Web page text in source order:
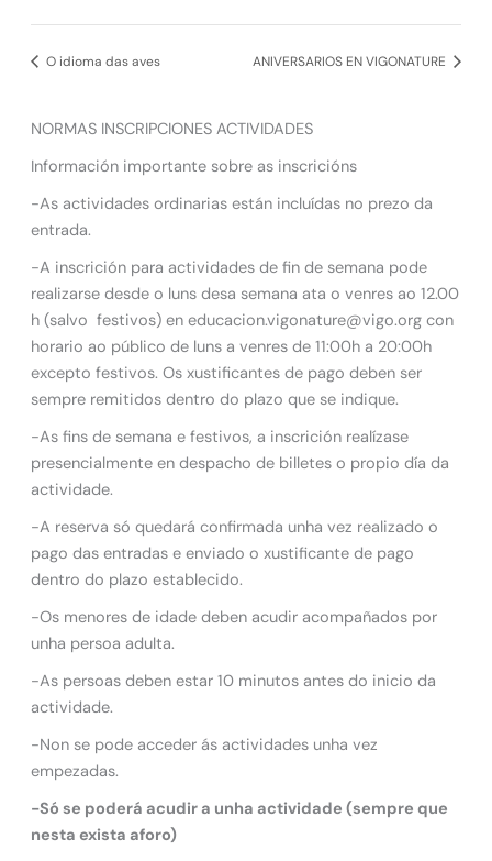
O idioma das aves ANIVERSARIOS EN VIGONATURE
NORMAS INSCRIPCIONES ACTIVIDADES
Información importante sobre as inscricións
-As actividades ordinarias están incluídas no prezo da
entrada.
-A inscrición para actividades de fin de semana pode
realizarse desde o luns desa semana ata o venres ao 12.00
h (salvo festivos) en educacion.vigonature@vigo.org con
horario ao público de luns a venres de 11:00h a 20:00h
excepto festivos. Os xustificantes de pago deben ser
sempre remitidos dentro do plazo que se indique.
-As fins de semana e festivos, a inscrición realízase
presencialmente en despacho de billetes o propio día da
actividade.
-A reserva só quedará confirmada unha vez realizado o
pago das entradas e enviado o xustificante de pago
dentro do plazo establecido.
-Os menores de idade deben acudir acompañados por
unha persoa adulta.
-As persoas deben estar 10 minutos antes do inicio da
actividade.
-Non se pode acceder ás actividades unha vez
empezadas.
-Só se poderá acudir a unha actividade (sempre que
nesta exista aforo)